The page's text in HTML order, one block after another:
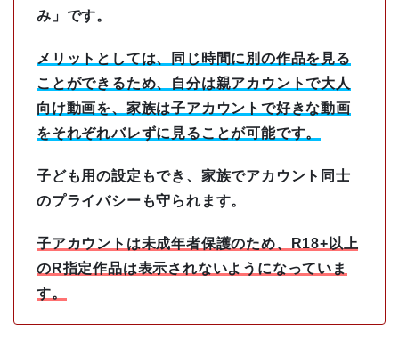
み」です。
メリットとしては、同じ時間に別の作品を見る
ことができるため、自分は親アカウントで大人
向け動画を、家族は子アカウントで好きな動画
をそれぞれバレずに見ることが可能です。
子ども用の設定もでき、家族でアカウント同士
のプライバシーも守られます。
子アカウントは未成年者保護のため、R18+以上
のR指定作品は表示されないようになっていま
す。